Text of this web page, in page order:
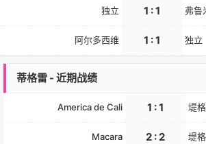
独立 1 : 1 弗鲁
阿尔多西维 1 : 1 独立
蒂格雷 - 近期战绩
America de Cali 1 : 1 堤
Macara 2 : 2 堤